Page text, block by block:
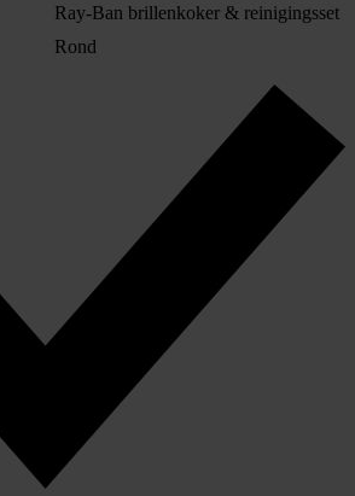
Ray-Ban brillenkoker & reinigingsset
Rond